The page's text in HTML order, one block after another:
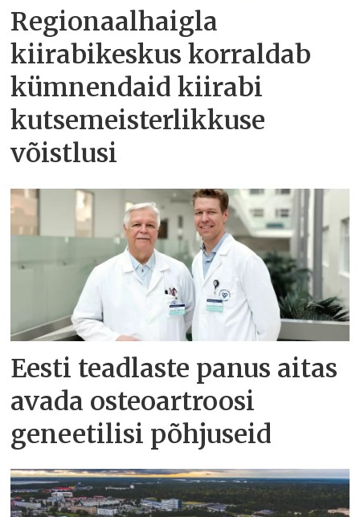
Regionaalhaigla
kiirabikeskus korraldab
kümnendaid kiirabi
kutsemeisterlikkuse
võistlusi
Eesti teadlaste panus aitas
avada osteoartroosi
geneetilisi põhjuseid